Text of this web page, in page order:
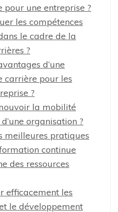
une entreprise ?
les compétences
le cadre de la
?
d’une
carrière pour les
?
la mobilité
organisation ?
meilleures pratiques
continue
des ressources
efficacement les
le développement